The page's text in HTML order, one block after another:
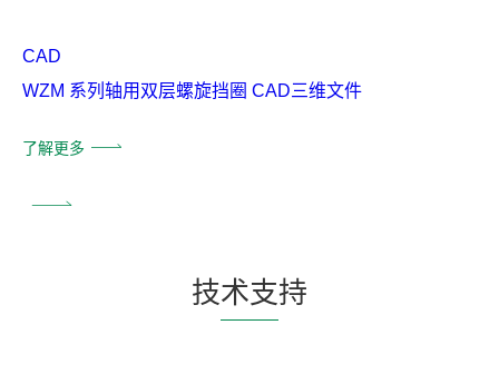
CAD
WZM 系列轴用双层螺旋挡圈 CAD三维文件
了解更多
技术支持